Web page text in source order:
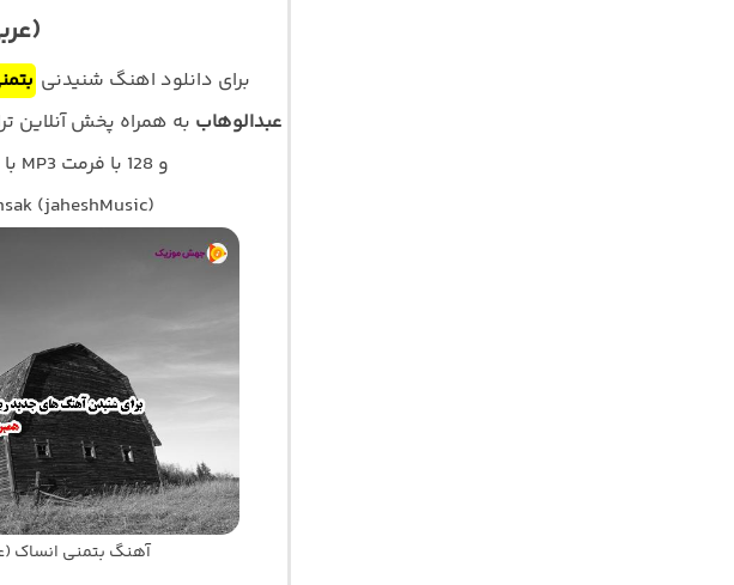
برای دانلود اهنگ شنیدنی
عبدالوهاب
و 128 با فرمت MP3 با جهش موزیک ❤️ همراه باشید
(jaheshMusic)
آهنگ بتمنی انساک